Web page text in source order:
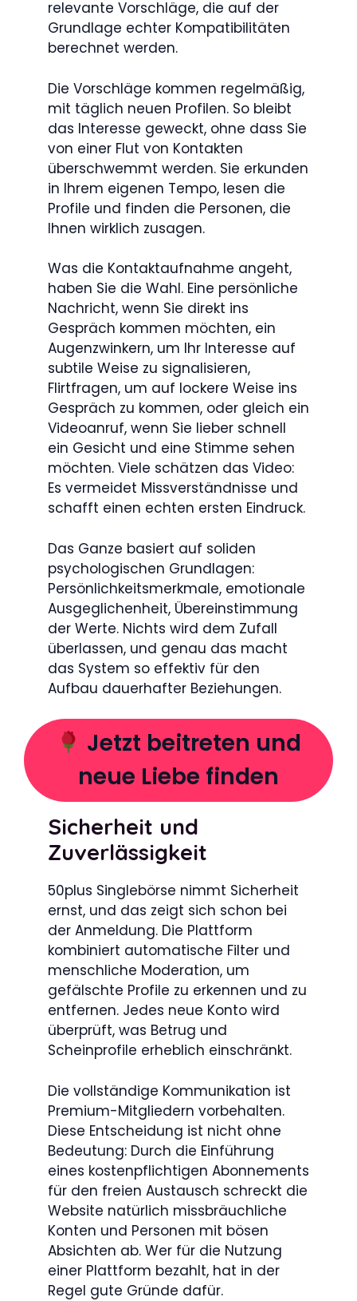
relevante Vorschläge, die auf der
Grundlage echter Kompatibilitäten
berechnet werden.
Die Vorschläge kommen regelmäßig,
mit täglich neuen Profilen. So bleibt
das Interesse geweckt, ohne dass Sie
von einer Flut von Kontakten
überschwemmt werden. Sie erkunden
in Ihrem eigenen Tempo, lesen die
Profile und finden die Personen, die
Ihnen wirklich zusagen.
Was die Kontaktaufnahme angeht,
haben Sie die Wahl. Eine persönliche
Nachricht, wenn Sie direkt ins
Gespräch kommen möchten, ein
Augenzwinkern, um Ihr Interesse auf
subtile Weise zu signalisieren,
Flirtfragen, um auf lockere Weise ins
Gespräch zu kommen, oder gleich ein
Videoanruf, wenn Sie lieber schnell
ein Gesicht und eine Stimme sehen
möchten. Viele schätzen das Video:
Es vermeidet Missverständnisse und
schafft einen echten ersten Eindruck.
Das Ganze basiert auf soliden
psychologischen Grundlagen:
Persönlichkeitsmerkmale, emotionale
Ausgeglichenheit, Übereinstimmung
der Werte. Nichts wird dem Zufall
überlassen, und genau das macht
das System so effektiv für den
Aufbau dauerhafter Beziehungen.
Jetzt beitreten und
neue Liebe finden
Sicherheit und
Zuverlässigkeit
50plus Singlebörse nimmt Sicherheit
ernst, und das zeigt sich schon bei
der Anmeldung. Die Plattform
kombiniert automatische Filter und
menschliche Moderation, um
gefälschte Profile zu erkennen und zu
entfernen. Jedes neue Konto wird
überprüft, was Betrug und
Scheinprofile erheblich einschränkt.
Die vollständige Kommunikation ist
Premium-Mitgliedern vorbehalten.
Diese Entscheidung ist nicht ohne
Bedeutung: Durch die Einführung
eines kostenpflichtigen Abonnements
für den freien Austausch schreckt die
Website natürlich missbräuchliche
Konten und Personen mit bösen
Absichten ab. Wer für die Nutzung
einer Plattform bezahlt, hat in der
Regel gute Gründe dafür.